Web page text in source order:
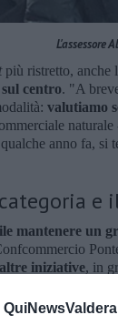
L'assessore
più ristretto, anche
centro. "A
valutiamo
anno fa, si
e
mantenere un
iniziative, in